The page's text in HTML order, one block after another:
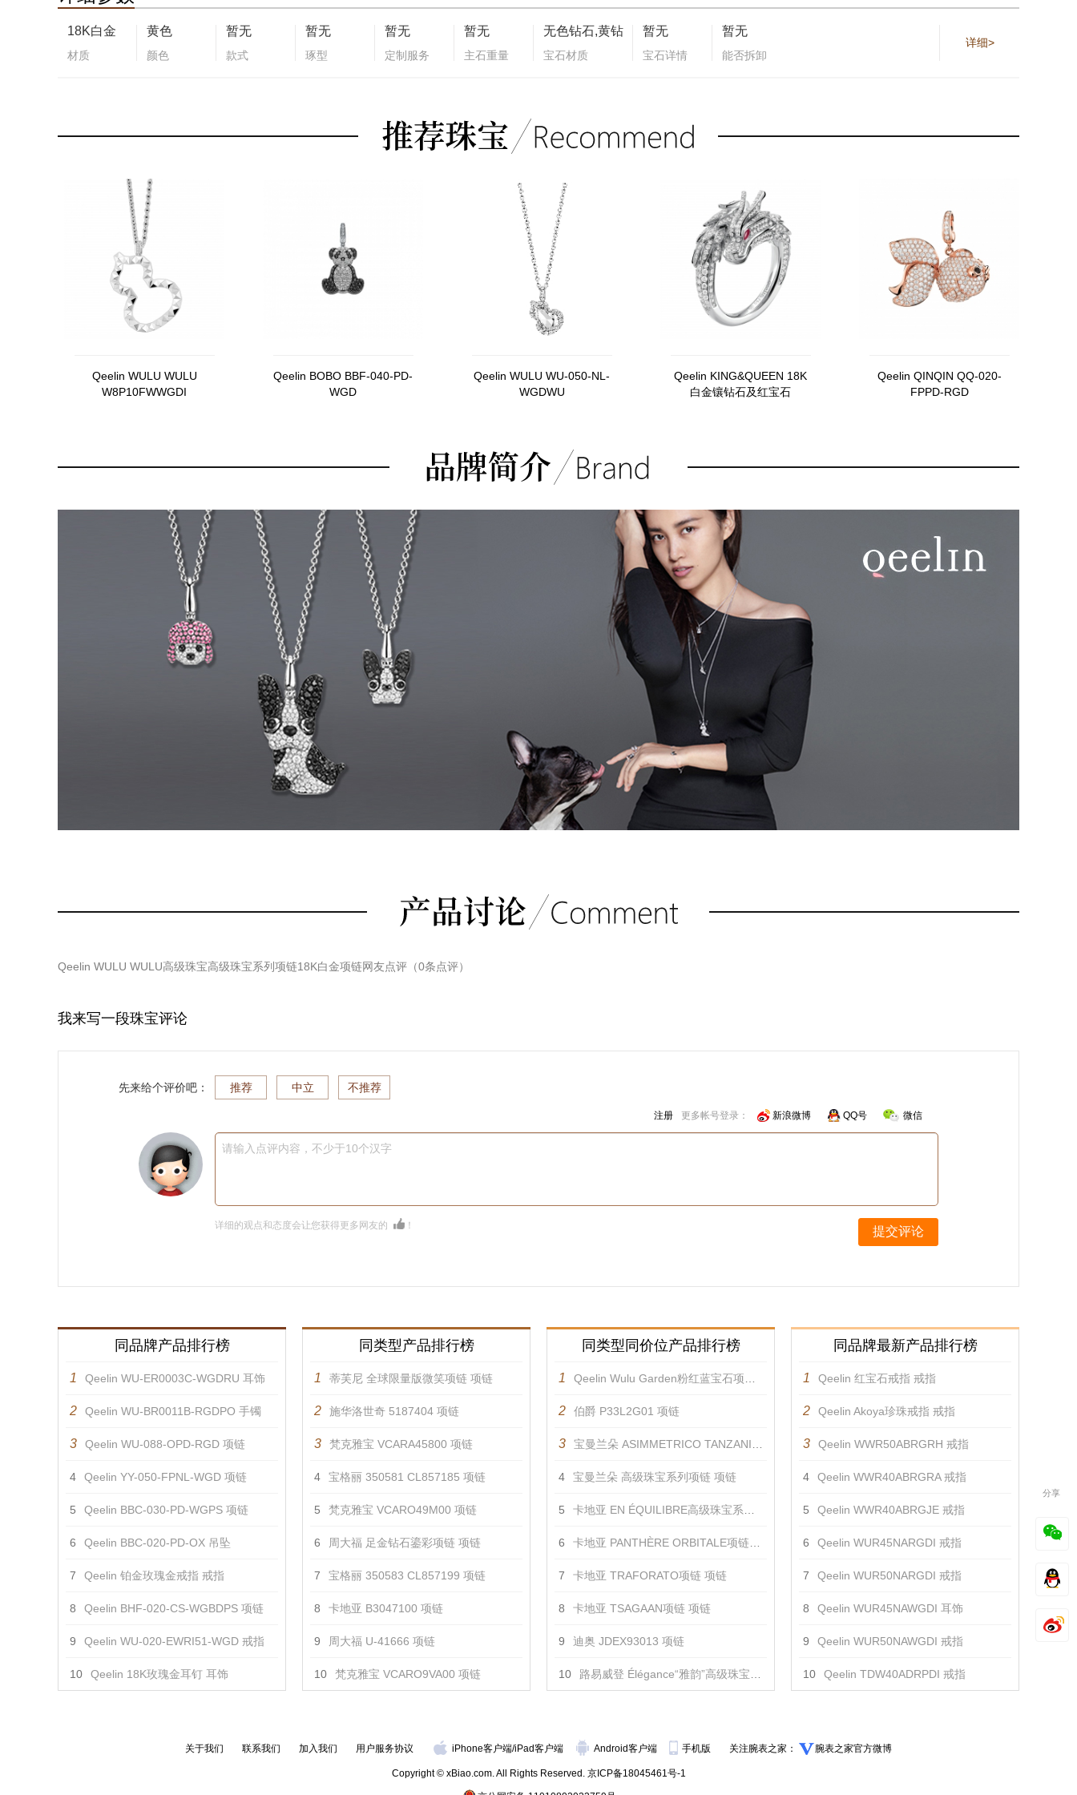
18K白金
材质
黄色
颜色
暂无
款式
暂无
琢型
暂无
定制服务
暂无
主石重量
无色钻石,黄钻
宝石材质
暂无
宝石详情
暂无
能否拆卸
详细>
Qeelin WULU WULU
W8P10FWWGDI
Qeelin BOBO BBF-040-PD-
WGD
Qeelin WULU WU-050-NL-
WGDWU
Qeelin KING&QUEEN 18K
白金镶钻石及红宝石
Qeelin QINQIN QQ-020-
FPPD-RGD
Qeelin WULU WULU高级珠宝高级珠宝系列项链18K白金项链网友点评（0条点评）
我来写一段珠宝评论
先来给个评价吧： 推荐 中立 不推荐
注册 更多帐号登录： 新浪微博 QQ号 微信
请输入点评内容，不少于10个汉字
详细的观点和态度会让您获得更多网友的 ！ 提交评论
同品牌产品排行榜
1 Qeelin WU-ER0003C-WGDRU 耳饰
2 Qeelin WU-BR0011B-RGDPO 手镯
3 Qeelin WU-088-OPD-RGD 项链
4 Qeelin YY-050-FPNL-WGD 项链
5 Qeelin BBC-030-PD-WGPS 项链
6 Qeelin BBC-020-PD-OX 吊坠
7 Qeelin 铂金玫瑰金戒指 戒指
8 Qeelin BHF-020-CS-WGBDPS 项链
9 Qeelin WU-020-EWRI51-WGD 戒指
10 Qeelin 18K玫瑰金耳钉 耳饰
同类型产品排行榜
1 蒂芙尼 全球限量版微笑项链 项链
2 施华洛世奇 5187404 项链
3 梵克雅宝 VCARA45800 项链
4 宝格丽 350581 CL857185 项链
5 梵克雅宝 VCARO49M00 项链
6 周大福 足金钻石鎏彩项链 项链
7 宝格丽 350583 CL857199 项链
8 卡地亚 B3047100 项链
9 周大福 U-41666 项链
10 梵克雅宝 VCARO9VA00 项链
同类型同价位产品排行榜
1 Qeelin Wulu Garden粉红蓝宝石项链 项链
2 伯爵 P33L2G01 项链
3 宝曼兰朵 ASIMMETRICO TANZANITE项链 项链
4 宝曼兰朵 高级珠宝系列项链 项链
5 卡地亚 EN ÉQUILIBRE高级珠宝系列HYALA项链 项链
6 卡地亚 PANTHÈRE ORBITALE项链 项链
7 卡地亚 TRAFORATO项链 项链
8 卡地亚 TSAGAAN项链 项链
9 迪奥 JDEX93013 项链
10 路易威登 Élégance“雅韵”高级珠宝项链 项链
同品牌最新产品排行榜
1 Qeelin 红宝石戒指 戒指
2 Qeelin Akoya珍珠戒指 戒指
3 Qeelin WWR50ABRGRH 戒指
4 Qeelin WWR40ABRGRA 戒指
5 Qeelin WWR40ABRGJE 戒指
6 Qeelin WUR45NARGDI 戒指
7 Qeelin WUR50NARGDI 戒指
8 Qeelin WUR45NAWGDI 耳饰
9 Qeelin WUR50NAWGDI 戒指
10 Qeelin TDW40ADRPDI 戒指
关于我们 联系我们 加入我们 用户服务协议 iPhone客户端/iPad客户端 Android客户端 手机版 关注腕表之家： 腕表之家官方微博
Copyright © xBiao.com. All Rights Reserved. 京ICP备18045461号-1
分享